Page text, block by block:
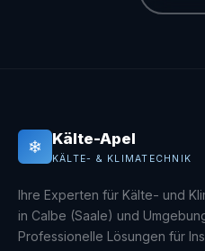
❄ Kälte-Apel
KÄLTE- & KLIMATECHNIK
Ihre Experten für Kälte- und
in Calbe (Saale) und
Professionelle Lösungen für